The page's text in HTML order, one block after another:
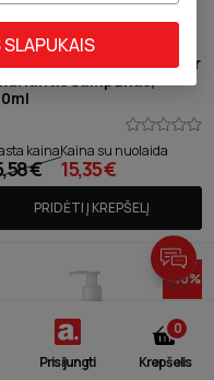
Prisijungti
0
Krepšelis
drėkinantis Ir
kaina
€
Kaina su nuolaida
15,35 €
PRIDĖTI Į KREPŠELĮ
-40%